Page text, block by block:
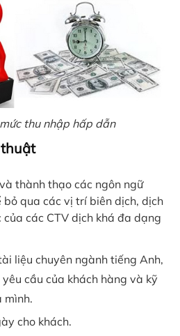
thu nhập hấp dẫn
thành thạo các ngôn ngữ
bỏ qua các vị trí biên dịch, dịch
các CTV dịch khá đa dạng
liệu chuyên ngành tiếng Anh,
cầu của khách hàng và kỹ
mình.
cho khách.